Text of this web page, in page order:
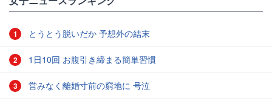
1 とうとう脱いだか 予想外の結末
2 1日10回 お腹引き締まる簡単習慣
3 営みなく離婚寸前の窮地に 号泣